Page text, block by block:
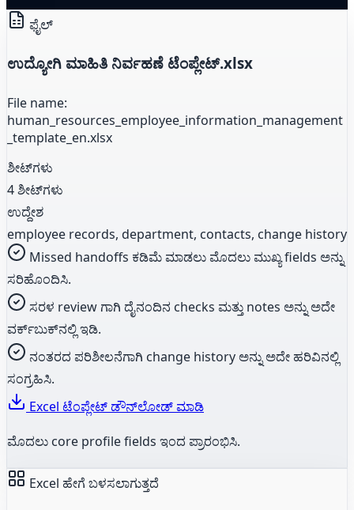
ಫೈಲ್
ಉದ್ಯೋಗಿ ಮಾಹಿತಿ ನಿರ್ವಹಣೆ ಟೆಂಪ್ಲೇಟ್.xlsx
File name:
human_resources_employee_information_management
_template_en.xlsx
ಶೀಟ್‌ಗಳು
4 ಶೀಟ್‌ಗಳು
ಉದ್ದೇಶ
employee records, department, contacts, change history
Missed handoffs ಕಡಿಮೆ ಮಾಡಲು ಮೊದಲು ಮುಖ್ಯ fields ಅನ್ನು
ಸರಿಹೊಂದಿಸಿ.
ಸರಳ review ಗಾಗಿ ದೈನಂದಿನ checks ಮತ್ತು notes ಅನ್ನು ಅದೇ
ವರ್ಕ್‌ಬುಕ್‌ನಲ್ಲಿ ಇಡಿ.
ನಂತರದ ಪರಿಶೀಲನೆಗಾಗಿ change history ಅನ್ನು ಅದೇ ಹರಿವಿನಲ್ಲಿ
ಸಂಗ್ರಹಿಸಿ.
Excel ಟೆಂಪ್ಲೇಟ್ ಡೌನ್‌ಲೋಡ್ ಮಾಡಿ
ಮೊದಲು core profile fields ಇಂದ ಪ್ರಾರಂಭಿಸಿ.
Excel ಹೇಗೆ ಬಳಸಲಾಗುತ್ತದೆ